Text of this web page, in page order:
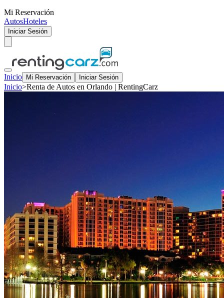
Mi Reservación
AutosHoteles
Iniciar Sesión
Inicio Mi Reservación Iniciar Sesión
Inicio>Renta de Autos en Orlando | RentingCarz